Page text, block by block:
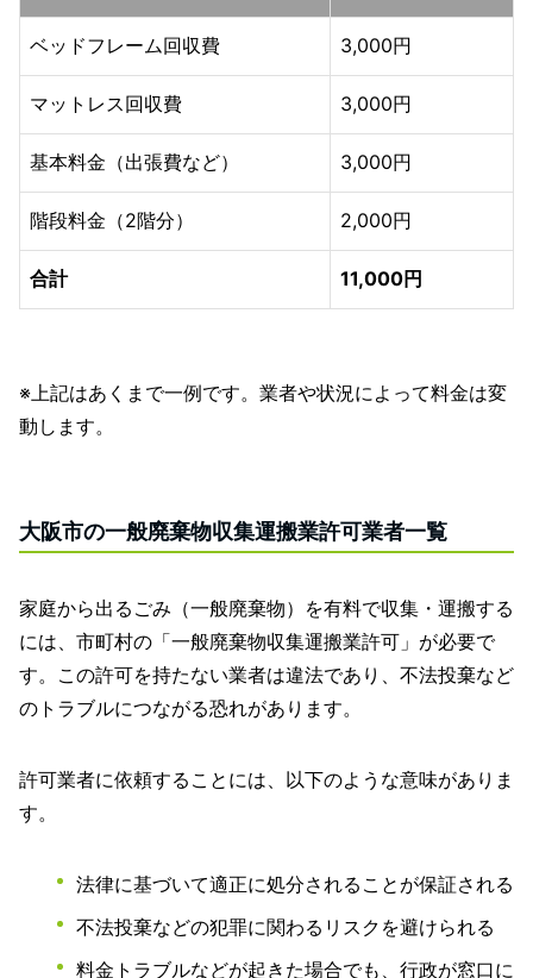
ベッドフレーム回収費 3,000円
マットレス回収費 3,000円
基本料金（出張費など） 3,000円
階段料金（2階分） 2,000円
合計 11,000円
※上記はあくまで一例です。業者や状況によって料金は変
動します。
大阪市の一般廃棄物収集運搬業許可業者一覧
家庭から出るごみ（一般廃棄物）を有料で収集・運搬する
には、市町村の「一般廃棄物収集運搬業許可」が必要で
す。この許可を持たない業者は違法であり、不法投棄など
のトラブルにつながる恐れがあります。
許可業者に依頼することには、以下のような意味がありま
す。
法律に基づいて適正に処分されることが保証される
不法投棄などの犯罪に関わるリスクを避けられる
料金トラブルなどが起きた場合でも、行政が窓口に